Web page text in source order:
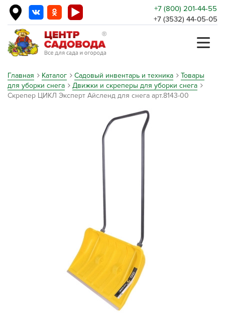
+7 (800) 201-44-55
+7 (3532) 44-05-05
Главная Каталог Садовый инвентарь и техника
Товары
для уборки снега
Движки и скреперы для уборки снега
Скрепер ЦИКЛ Эксперт Айсленд для снега арт.8143-00